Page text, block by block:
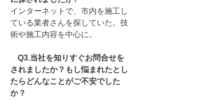
インターネットで、市内を施工し
ている業者さんを探していた。技
術や施工内容を中心に。
Q3.当社を知りすぐお問合せを
されましたか？もし悩まれたとし
たらどんなことがご不安でした
か？